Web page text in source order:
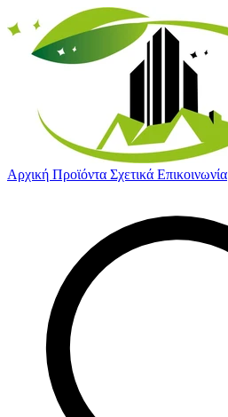
Αρχική Προϊόντα Σχετικά Επικοινωνία